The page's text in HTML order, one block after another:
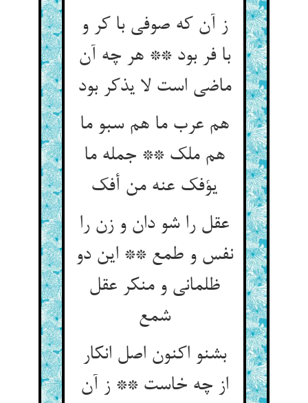
ز آن که صوفی با کر و
با فر بود ** هر چه آن
ماضی است لا یذکر بود
هم عرب ما هم سبو ما
هم ملک ** جمله ما
عقل را شو دان و زن را
نفس و طمع ** این دو
ظلمانی و منکر عقل
شمع‌‌
بشنو اکنون اصل انکار
از چه خاست ** ز آن